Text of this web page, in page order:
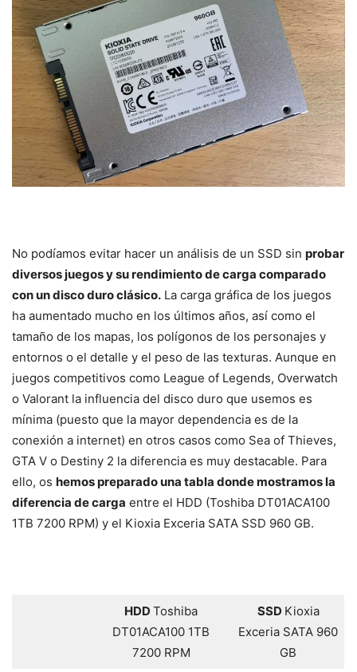
No podíamos evitar hacer un análisis de un SSD sin probar
diversos juegos y su rendimiento de carga comparado
con un disco duro clásico. La carga gráfica de los juegos
ha aumentado mucho en los últimos años, así como el
tamaño de los mapas, los polígonos de los personajes y
entornos o el detalle y el peso de las texturas. Aunque en
juegos competitivos como League of Legends, Overwatch
o Valorant la influencia del disco duro que usemos es
mínima (puesto que la mayor dependencia es de la
conexión a internet) en otros casos como Sea of Thieves,
GTA V o Destiny 2 la diferencia es muy destacable. Para
ello, os hemos preparado una tabla donde mostramos la
diferencia de carga entre el HDD (Toshiba DT01ACA100
1TB 7200 RPM) y el Kioxia Exceria SATA SSD 960 GB.
HDD Toshiba
DT01ACA100 1TB
7200 RPM
SSD Kioxia
Exceria SATA 960
GB